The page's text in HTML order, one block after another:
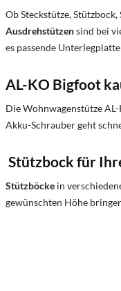
Ob Steckstütze,
Ausdrehstützensind bei
es passende
AL-KO Bigfoot
Die Wohnwagenstütze
Akku-Schrauber geht
Stützbock für
Stützböcke in
gewünschten Höhe